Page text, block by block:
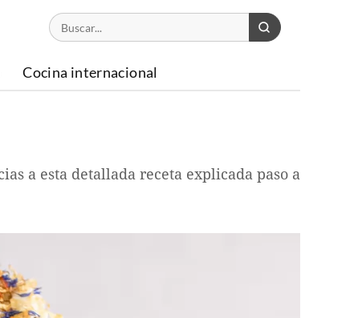
Cocina internacional
a esta detallada receta explicada paso a